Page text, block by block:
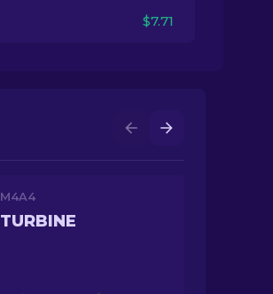
$7.71
M4A4
TURBINE